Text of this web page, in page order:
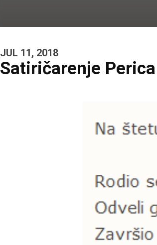
JUL 11, 2018
Satiričarenje